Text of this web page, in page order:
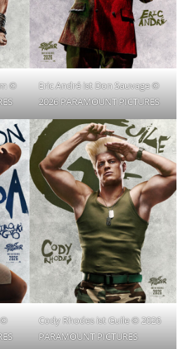
©
Eric André ist Don Sauvage ©
2026 PARAMOUNT PICTURES
©
Cody Rhodes ist Guile © 2026
PARAMOUNT PICTURES